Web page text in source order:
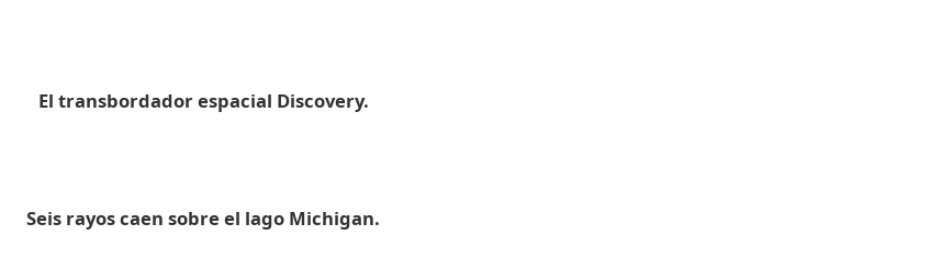
El transbordador espacial Discovery.
Seis rayos caen sobre el lago Michigan.